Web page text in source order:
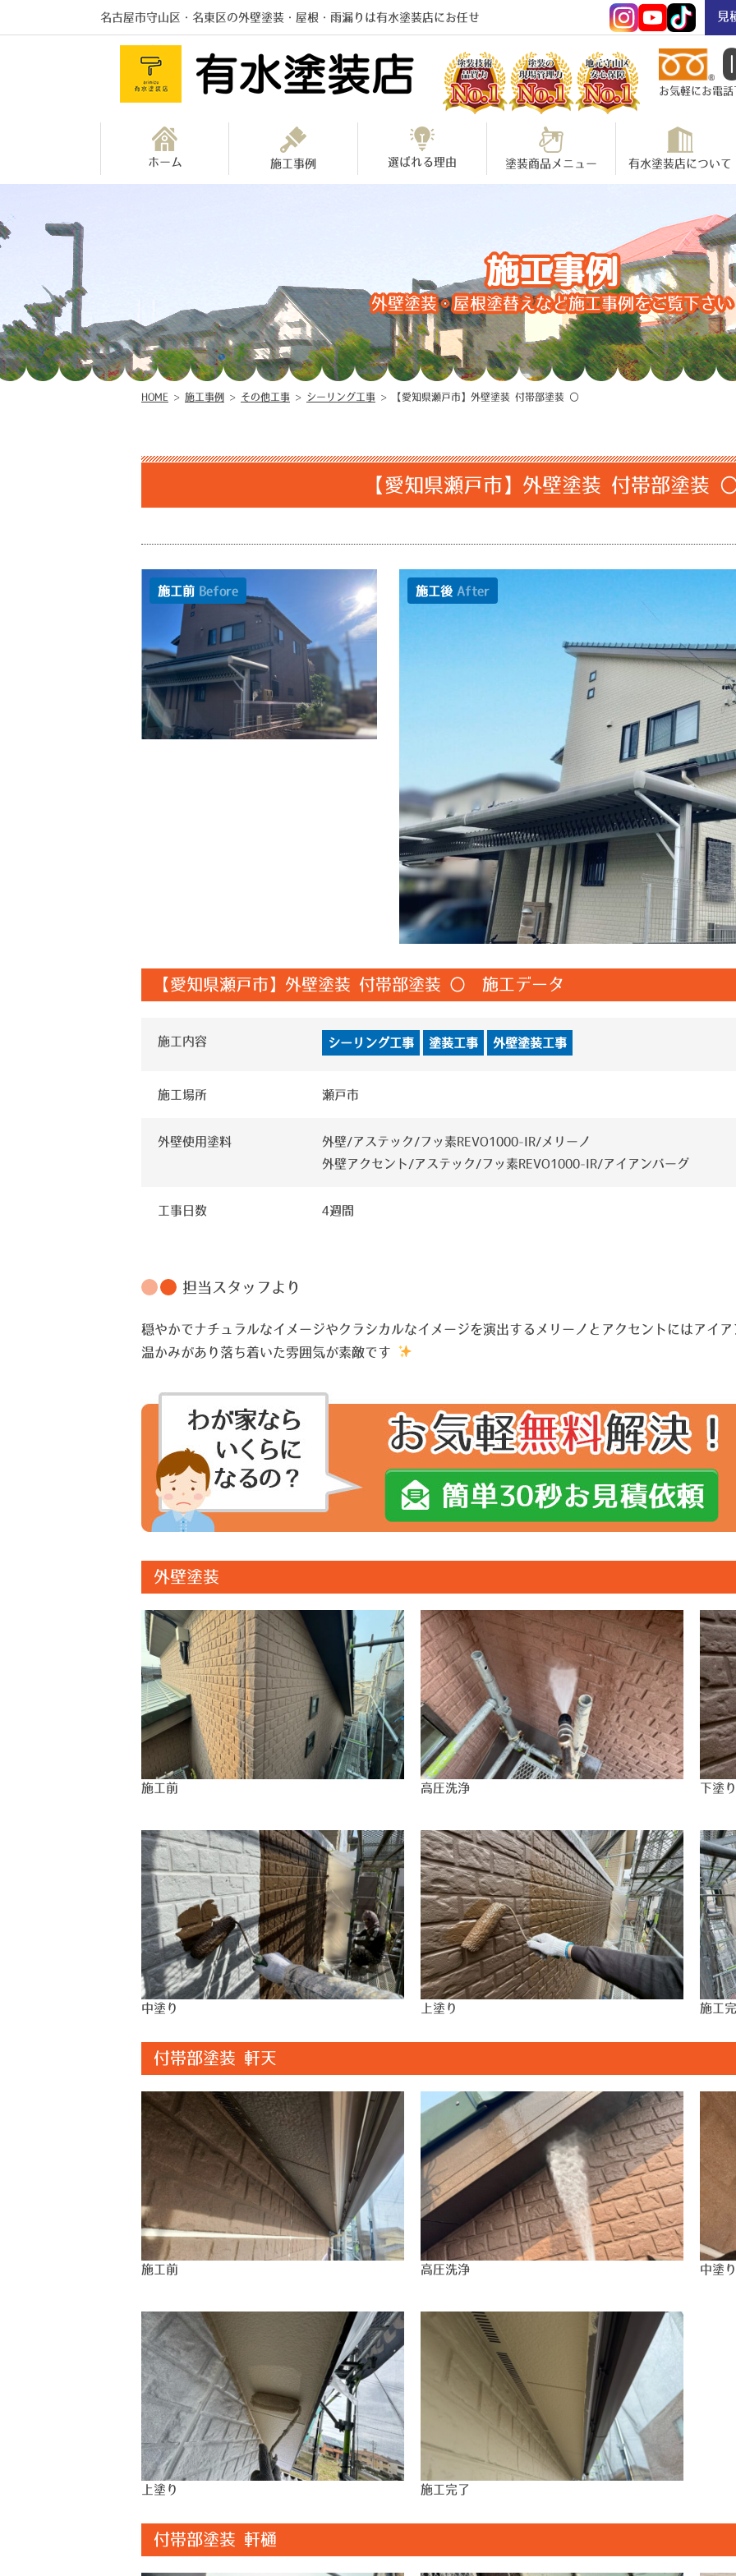
名古屋市守山区・名東区の外壁塗装・屋根・雨漏りは有水塗装店にお任せ 見
お気軽にお電
ホーム 施工事例 選ばれる理由 塗装商品メニュー 有水塗装店について
施工事例
外壁塗装・屋根塗替えなど施工事例をご覧下さい
HOME > 施工事例 > その他工事 > シーリング工事 > 【愛知県瀬戸市】外壁塗装 付帯部塗装 〇
【愛知県瀬戸市】外壁塗装 付帯部塗装
施工後 After
施工前 Before
【愛知県瀬戸市】外壁塗装 付帯部塗装 〇 施工データ
施工内容 シーリング工事 塗装工事 外壁塗装工事
施工場所 瀬戸市
外壁使用塗料
外壁/アステック/フッ素REVO1000-IR/メリーノ
外壁アクセント/アステック/フッ素REVO1000-IR/アイアンバーグ
工事日数 4週間
担当スタッフより
穏やかでナチュラルなイメージやクラシカルなイメージを演出するメリーノとアクセントにはアイ
温かみがあり落ち着いた雰囲気が素敵です
外壁塗装
施工前 高圧洗浄 下塗り
中塗り 上塗り 施工
付帯部塗装 軒天
施工前 高圧洗浄 中塗り
上塗り 施工完了
付帯部塗装 軒樋